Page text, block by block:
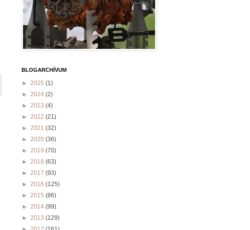
BLOGARCHÍVUM
► 2025 (1)
► 2024 (2)
► 2023 (4)
► 2022 (21)
► 2021 (32)
► 2020 (36)
► 2019 (70)
► 2018 (63)
► 2017 (93)
► 2016 (125)
► 2015 (86)
► 2014 (99)
► 2013 (129)